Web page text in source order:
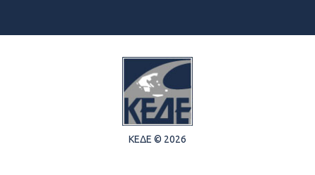
ΚΕΔΕ © 2026